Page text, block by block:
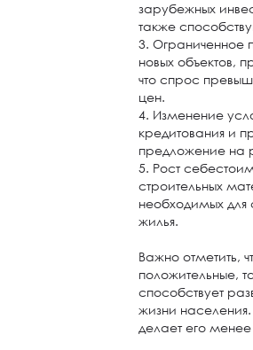
зарубежных
также
3. Ограниченное
новых объектов,
что спрос
цен.
4. Изменение
кредитования и
предложение на
5. Рост
строительных
необходимых для
жилья.
Важно отметить,
положительные,
способствует
жизни
делает его